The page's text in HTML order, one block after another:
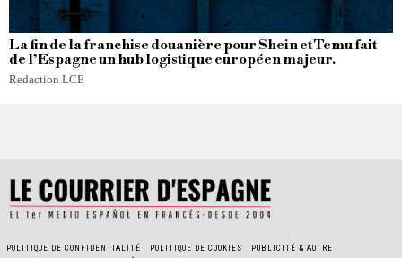
La fin de la franchise douanière pour Shein et Temu fait
de l’Espagne un hub logistique européen majeur.
Redaction LCE
POLITIQUE DE CONFIDENTIALITÉ POLITIQUE DE COOKIES
PUBLICITÉ & AUTRE